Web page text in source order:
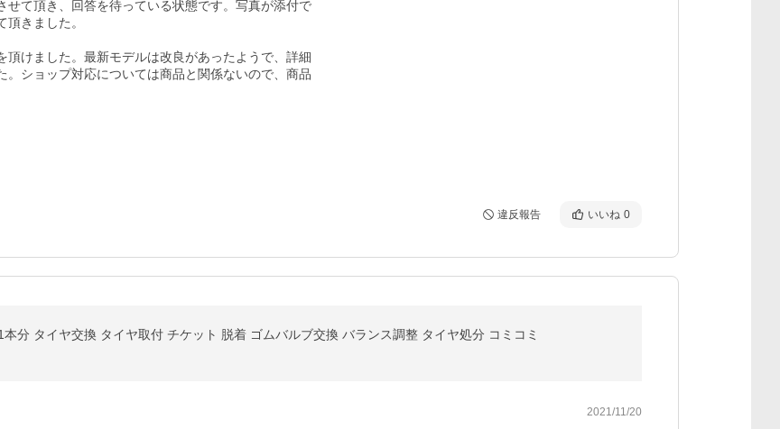
て頂き、回答を待っている状態です。写真が添付で
きました。
けました。最新モデルは改良があったようで、詳細
ショップ対応については商品と関係ないので、商品
違反報告 いいね 0
分 タイヤ交換 タイヤ取付 チケット 脱着 ゴムバルブ交換 バランス調整 タイヤ処分 コミコミ
2021/11/20